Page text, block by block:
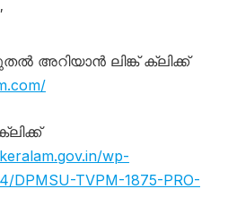
അറിയാൻ ലിങ്ക് ക്ലിക്ക്
wp-
DPMSU-TVPM-1875-PRO-